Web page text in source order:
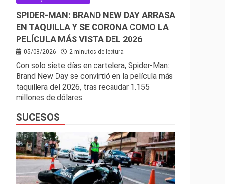
SPIDER-MAN: BRAND NEW DAY ARRASA
EN TAQUILLA Y SE CORONA COMO LA
PELÍCULA MÁS VISTA DEL 2026
05/08/2026 2 minutos de lectura
Con solo siete días en cartelera, Spider-Man:
Brand New Day se convirtió en la película más
taquillera del 2026, tras recaudar 1.155
millones de dólares
SUCESOS